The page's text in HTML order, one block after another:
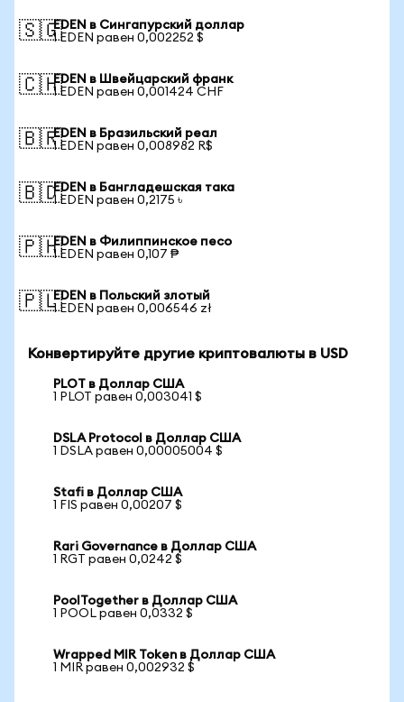
🇸🇬EDEN в Сингапурский доллар
1 EDEN равен 0,002252 $
🇨🇭EDEN в Швейцарский франк
1 EDEN равен 0,001424 CHF
🇧🇷EDEN в Бразильский реал
1 EDEN равен 0,008982 R$
🇧🇩EDEN в Бангладешская така
1 EDEN равен 0,2175 ৳
🇵🇭EDEN в Филиппинское песо
1 EDEN равен 0,107 ₱
🇵🇱EDEN в Польский злотый
1 EDEN равен 0,006546 zł
Конвертируйте другие криптовалюты в USD
PLOT в Доллар США
1 PLOT равен 0,003041 $
DSLA Protocol в Доллар США
1 DSLA равен 0,00005004 $
Stafi в Доллар США
1 FIS равен 0,00207 $
Rari Governance в Доллар США
1 RGT равен 0,0242 $
PoolTogether в Доллар США
1 POOL равен 0,0332 $
Wrapped MIR Token в Доллар США
1 MIR равен 0,002932 $